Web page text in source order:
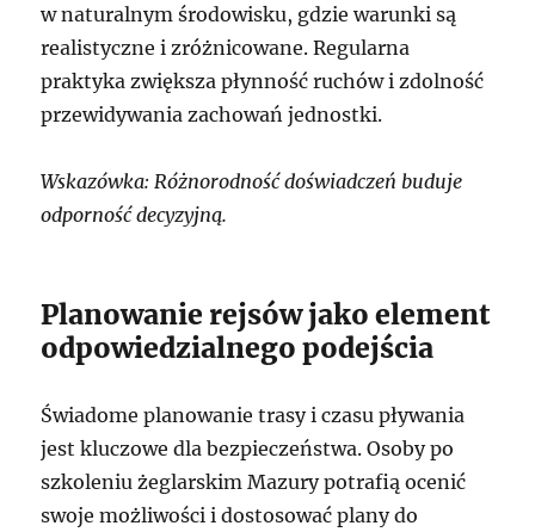
w naturalnym środowisku, gdzie warunki są
realistyczne i zróżnicowane. Regularna
praktyka zwiększa płynność ruchów i zdolność
przewidywania zachowań jednostki.
Wskazówka: Różnorodność doświadczeń buduje
odporność decyzyjną.
Planowanie rejsów jako element
odpowiedzialnego podejścia
Świadome planowanie trasy i czasu pływania
jest kluczowe dla bezpieczeństwa. Osoby po
szkoleniu żeglarskim Mazury potrafią ocenić
swoje możliwości i dostosować plany do